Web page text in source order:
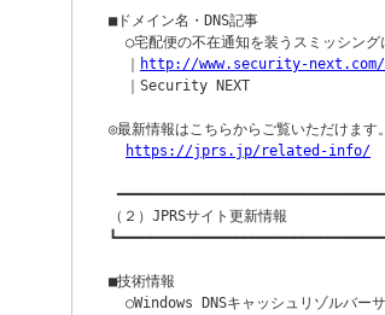
■ドメイン名・DNS記事
○宅配便の不在通知を装うスミッシン
http://www.security-next.com/
  ｜Security NEXT
◎最新情報はこちらからご覧いただけます。
https://jprs.jp/related-info/
（２）JPRSサイト更新情報
■技術情報
○Windows DNSキャッシュリゾルバー